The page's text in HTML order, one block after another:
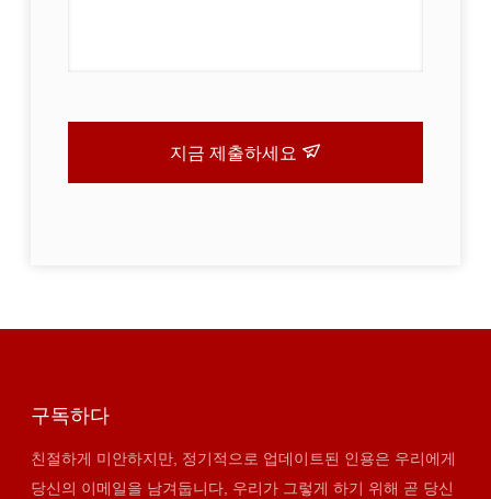
지금 제출하세요
구독하다
친절하게 미안하지만, 정기적으로 업데이트된 인용은 우리에게
당신의 이메일을 남겨둡니다, 우리가 그렇게 하기 위해 곧 당신